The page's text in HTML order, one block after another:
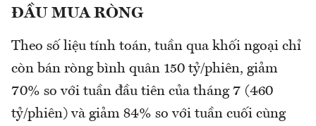
ĐẦU MUA RÒNG
Theo số liệu tính toán, tuần qua khối ngoại chỉ
còn bán ròng bình quân 150 tỷ/phiên, giảm
70% so với tuần đầu tiên của tháng 7 (460
tỷ/phiên) và giảm 84% so với tuần cuối cùng